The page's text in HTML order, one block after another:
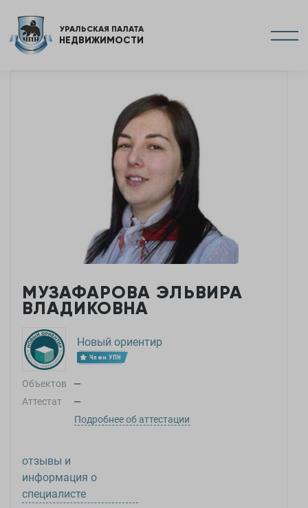
УРАЛЬСКАЯ ПАЛАТА
НЕДВИЖИМОСТИ
МУЗАФАРОВА ЭЛЬВИРА
ВЛАДИКОВНА
Новый ориентир
Член УПН
Объектов
—
Аттестат
—
Подробнее об аттестации
отзывы и
информация о
специалисте